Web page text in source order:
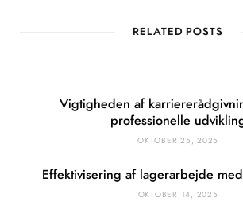
RELATED POSTS
Vigtigheden af
professionelle
OKTOBER 25, 2025
Effektivisering af lagerarbejde
OKTOBER 14, 2025